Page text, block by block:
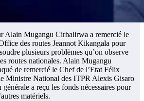
Alain Mugangu Cirhalirwa a remercié le
des routes Jeannot Kikangala pour
plusieurs problèmes qu’on observe
routes nationales. Alain Mugangu
de remercié le Chef de l’Etat Félix
Ministre National des ITPR Alexis Gisaro
a reçu les fonds nécessaires pour
matériels.